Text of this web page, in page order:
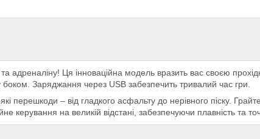
Ця інноваційна модель вразить вас своєю
боком. Заряджання через USB забезпечить тривалий час гри.
перешкоди – від гладкого асфальту до нерівного піску.
керування на великій відстані, забезпечуючи плавність та